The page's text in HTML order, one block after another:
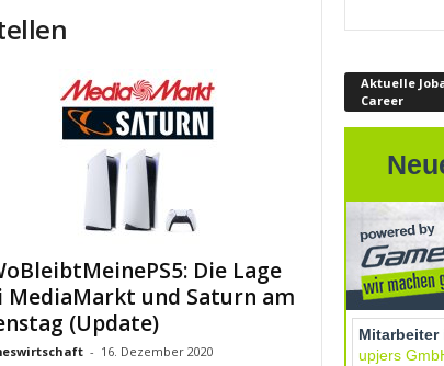
Die Lage
MediaMarkt und Saturn am
(Update)
- 16. Dezember 2020
Aktuelle
Career